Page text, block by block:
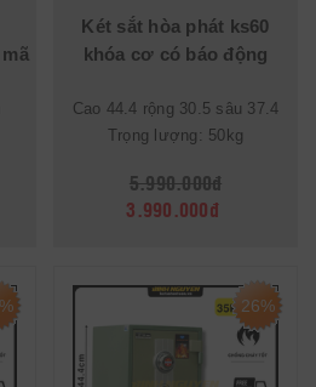
Két sắt hòa phát ks60
khóa cơ có báo động
Cao 44.4 rộng 30.5 sâu 37.4
Trọng lượng: 50kg
5.990.000đ
3.990.000đ
26%